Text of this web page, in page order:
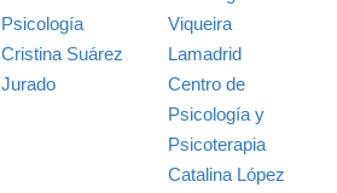
Psicología
Cristina Suárez
Jurado
Viqueira
Lamadrid
Centro de
Psicología y
Psicoterapia
Catalina López